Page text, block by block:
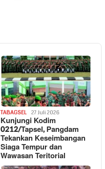
TABAGSEL 27 Juli 2026
Kunjungi Kodim
0212/Tapsel, Pangdam
Tekankan Keseimbangan
Siaga Tempur dan
Wawasan Teritorial